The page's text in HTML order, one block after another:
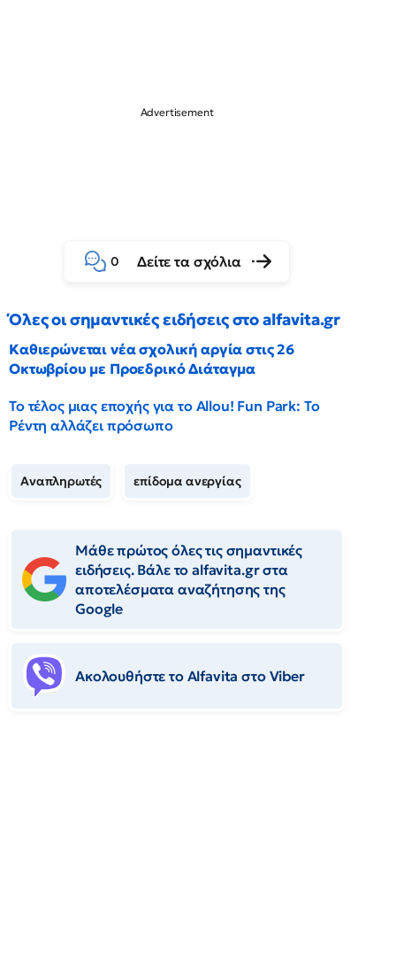
0 Δείτε τα σχόλια
Όλες οι σημαντικές ειδήσεις στο alfavita.gr
Καθιερώνεται νέα σχολική αργία στις 26
Οκτωβρίου με Προεδρικό Διάταγμα
Το τέλος μιας εποχής για το Allou! Fun Park: Το
Ρέντη αλλάζει πρόσωπο
Αναπληρωτές επίδομα ανεργίας
Μάθε πρώτος όλες τις σημαντικές
ειδήσεις. Βάλε το alfavita.gr στα
αποτελέσματα αναζήτησης της
Google
Ακολουθήστε το Αlfavita στο Viber